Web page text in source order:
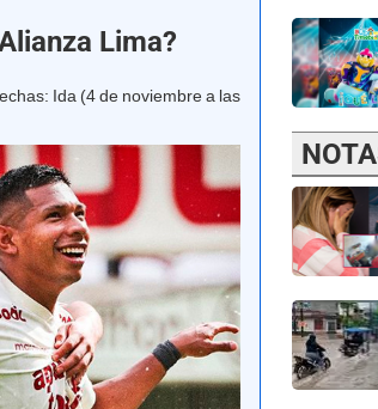
Lima?
Ida (4 de noviembre a las